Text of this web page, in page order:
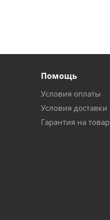
Помощь
Условия оплаты
Условия доставки
Гарантия на товар